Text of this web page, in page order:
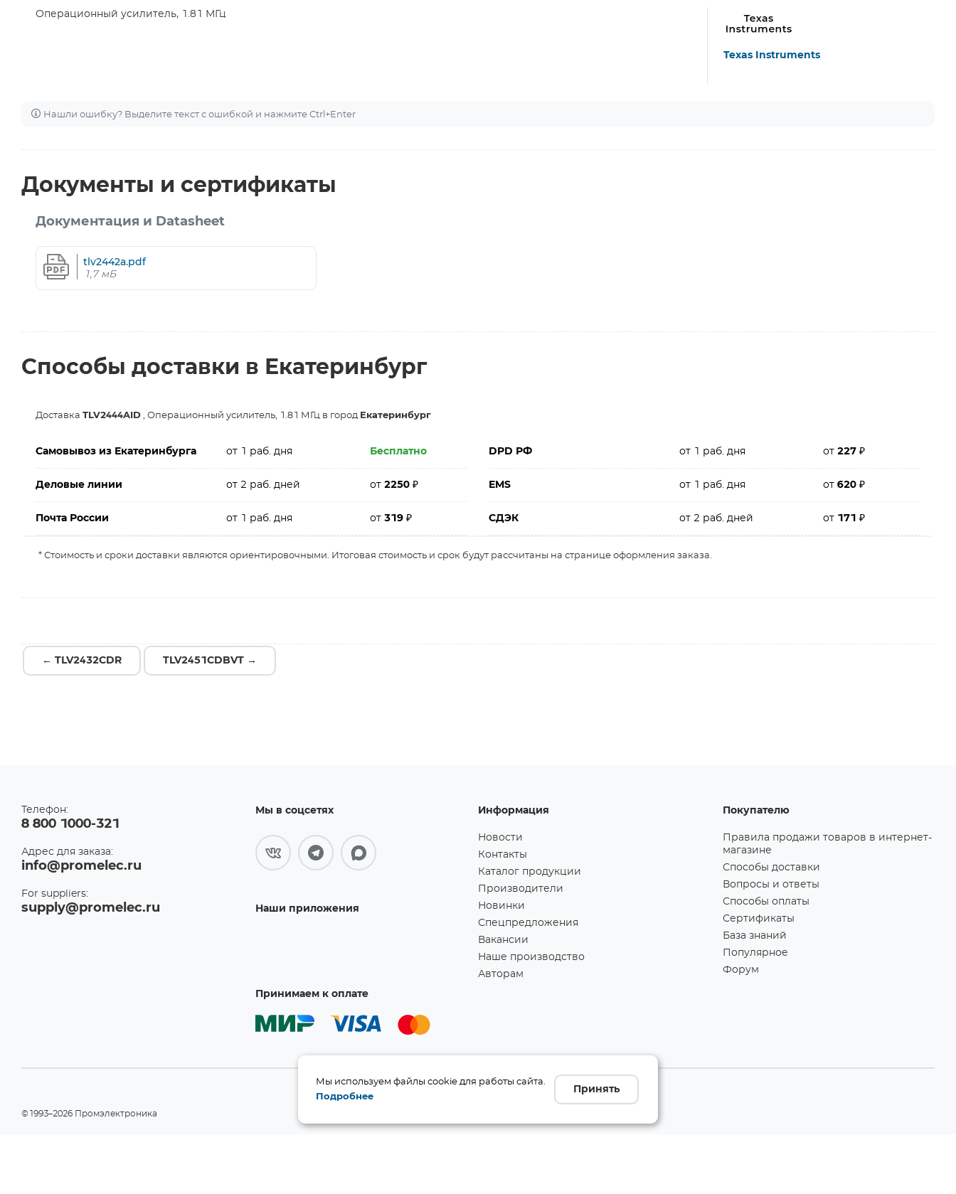
Операционный усилитель, 1.81 МГц
Texas Instruments
Нашли ошибку? Выделите текст с ошибкой и нажмите Ctrl+Enter
Документы и сертификаты
Документация и Datasheet
tlv2442a.pdf
1,7 мБ
Способы доставки в Екатеринбург
Доставка TLV2444AID , Операционный усилитель, 1.81 МГц в город Екатеринбург
Самовывоз из Екатеринбурга от 1 раб. дня Бесплатно DPD РФ от 1 раб. дня от227₽
Деловые линии от 2 раб. дней от2250₽ EMS от 1 раб. дня от620₽
Почта России от 1 раб. дня от319₽ СДЭК от 2 раб. дней от 171₽
* Стоимость и сроки доставки являются ориентировочными. Итоговая стоимость и срок будут рассчитаны на странице оформления заказа.
← TLV2432CDR TLV2451CDBVT →
Телефон:
8 800 1000-321
Адрес для заказа:
info@promelec.ru
For suppliers:
supply@promelec.ru
Мы в соцсетях
Наши приложения
Принимаем к оплате
Информация
Новости
Контакты
Каталог продукции
Производители
Новинки
Спецпредложения
Вакансии
Наше производство
Авторам
Покупателю
Правила продажи товаров в интернет-
магазине
Способы доставки
Вопросы и ответы
Способы оплаты
Сертификаты
База знаний
Популярное
Форум
©1993–2026 Промэлектроника
Мы используем файлы cookie для работы сайта.
Подробнее
Принять